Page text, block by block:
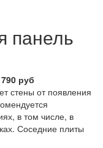
панель
руб
стены от появления
в том числе, в
Соседние плиты